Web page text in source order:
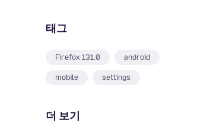
태그
Firefox 131.0 android
mobile settings
더 보기